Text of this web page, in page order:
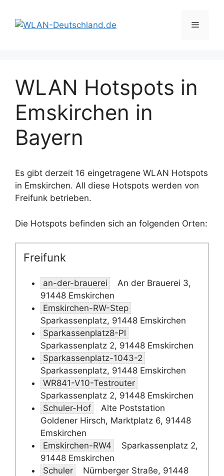
Inhalt
springen
Menü
WLAN Hotspots in
Emskirchen in
Bayern
Es gibt derzeit 16 eingetragene WLAN Hotspots
in Emskirchen. All diese Hotspots werden von
Freifunk betrieben.
Die Hotspots befinden sich an folgenden Orten:
Freifunk
an-der-brauerei
An der Brauerei 3,
91448 Emskirchen
Emskirchen-RW-Step
Sparkassenplatz, 91448 Emskirchen
Sparkassenplatz8-Pl
Sparkassenplatz 2, 91448 Emskirchen
Sparkassenplatz-1043-2
Sparkassenplatz, 91448 Emskirchen
WR841-V10-Testrouter
Sparkassenplatz 2, 91448 Emskirchen
Schuler-Hof
Alte Poststation
Goldener Hirsch, Marktplatz 6, 91448
Emskirchen
Emskirchen-RW4
Sparkassenplatz 2,
91448 Emskirchen
Schuler
Nürnberger Straße, 91448